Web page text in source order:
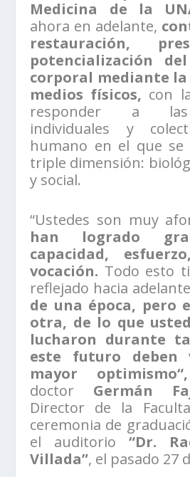
Medicina de la
ahora en adelante,
restauración,
potencialización
corporal mediante
medios físicos, con
responder a las
individuales y
humano en el que se
triple dimensión:
y social.
“Ustedes son muy
han logrado
capacidad,
vocación. Todo esto
reflejado hacia
de una época, pero
otra, de lo que
lucharon durante
este futuro deben
mayor
doctor Germán
Director de la
ceremonia de
el auditorio “Dr.
Villada”, el pasado 27